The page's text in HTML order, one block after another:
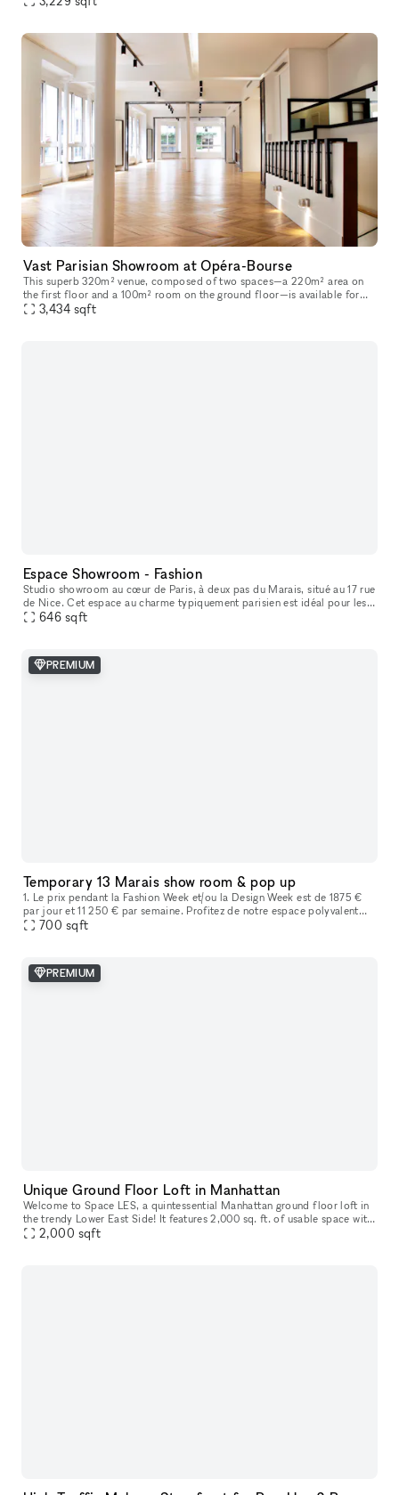
Vast Parisian Showroom at Opéra-Bourse
This superb 320m² venue, composed of two spaces—a 220m² area on
the first floor and a 100m² room on the ground floor—is available for
short-term rental to host your Showrooms, Pop-Up Stores, Temporar
3,434 sqft
Espace Showroom - Fashion
Studio showroom au cœur de Paris, à deux pas du Marais, situé au 17 rue
de Nice. Cet espace au charme typiquement parisien est idéal pour les
showrooms, présentations de collections, pop-ups et événe
646 sqft
PREMIUM
Temporary 13 Marais show room & pop up
1. Le prix pendant la Fashion Week et/ou la Design Week est de 1875 €
par jour et 11 250 € par semaine. Profitez de notre espace polyvalent
idéal pour les showrooms de mode, les produits de luxe, les
700 sqft
PREMIUM
Unique Ground Floor Loft in Manhattan
Welcome to Space LES, a quintessential Manhattan ground floor loft in
the trendy Lower East Side! It features 2,000 sq. ft. of usable space with
a comfortable capacity of 125 people, 11 ft ceiling, a
2,000 sqft